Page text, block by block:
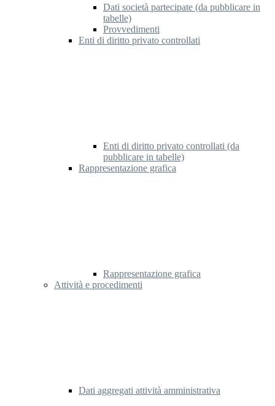
Dati società partecipate (da pubblicare in
tabelle)
Provvedimenti
Enti di diritto privato controllati
Enti di diritto privato controllati (da
pubblicare in tabelle)
Rappresentazione grafica
Rappresentazione grafica
Attività e procedimenti
Dati aggregati attività amministrativa